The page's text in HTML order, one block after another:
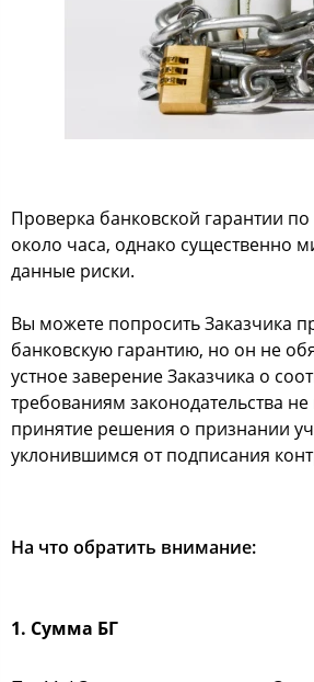
Проверка банковской гарантии
около часа, однако существенно
данные риски.
Вы можете попросить Заказчика
банковскую гарантию, но он не
устное заверение Заказчика о
требованиям законодательства не
принятие решения о признании
уклонившимся от подписания
На что обратить внимание:
1. Сумма БГ